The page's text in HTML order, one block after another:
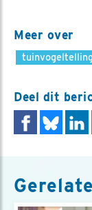
Meer over
tuinvogeltelling
Deel dit